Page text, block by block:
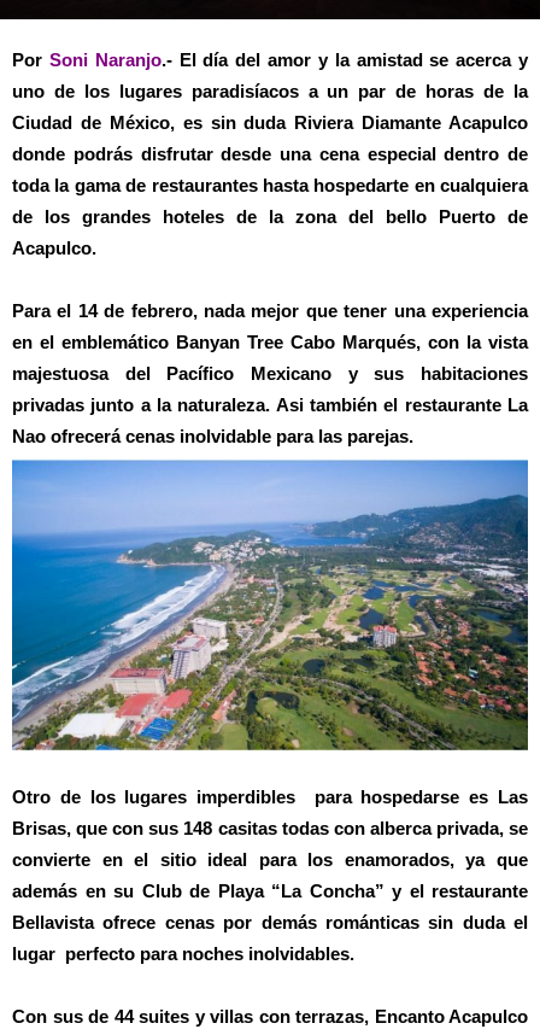
Por Soni Naranjo.- El día del amor y la amistad se acerca y
uno de los lugares paradisíacos a un par de horas de la
Ciudad de México, es sin duda Riviera Diamante Acapulco
donde podrás disfrutar desde una cena especial dentro de
toda la gama de restaurantes hasta hospedarte en cualquiera
de los grandes hoteles de la zona del bello Puerto de
Acapulco.
Para el 14 de febrero, nada mejor que tener una experiencia
en el emblemático Banyan Tree Cabo Marqués, con la vista
majestuosa del Pacífico Mexicano y sus habitaciones
privadas junto a la naturaleza. Asi también el restaurante La
Nao ofrecerá cenas inolvidable para las parejas.
Otro de los lugares imperdibles para hospedarse es Las
Brisas, que con sus 148 casitas todas con alberca privada, se
convierte en el sitio ideal para los enamorados, ya que
además en su Club de Playa “La Concha” y el restaurante
Bellavista ofrece cenas por demás románticas sin duda el
lugar perfecto para noches inolvidables.
Con sus de 44 suites y villas con terrazas, Encanto Acapulco